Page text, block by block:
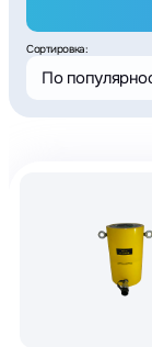
Сортировка:
По